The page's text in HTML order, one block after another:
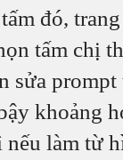
đó,
tấm chị
sửa
khoảng
làm từ